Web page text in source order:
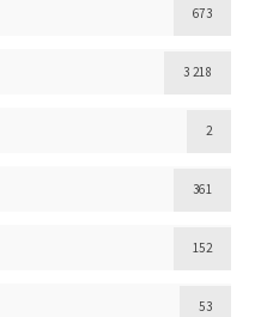
673
3 218
2
361
152
53